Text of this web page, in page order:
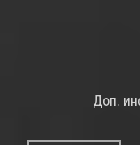
Доп.